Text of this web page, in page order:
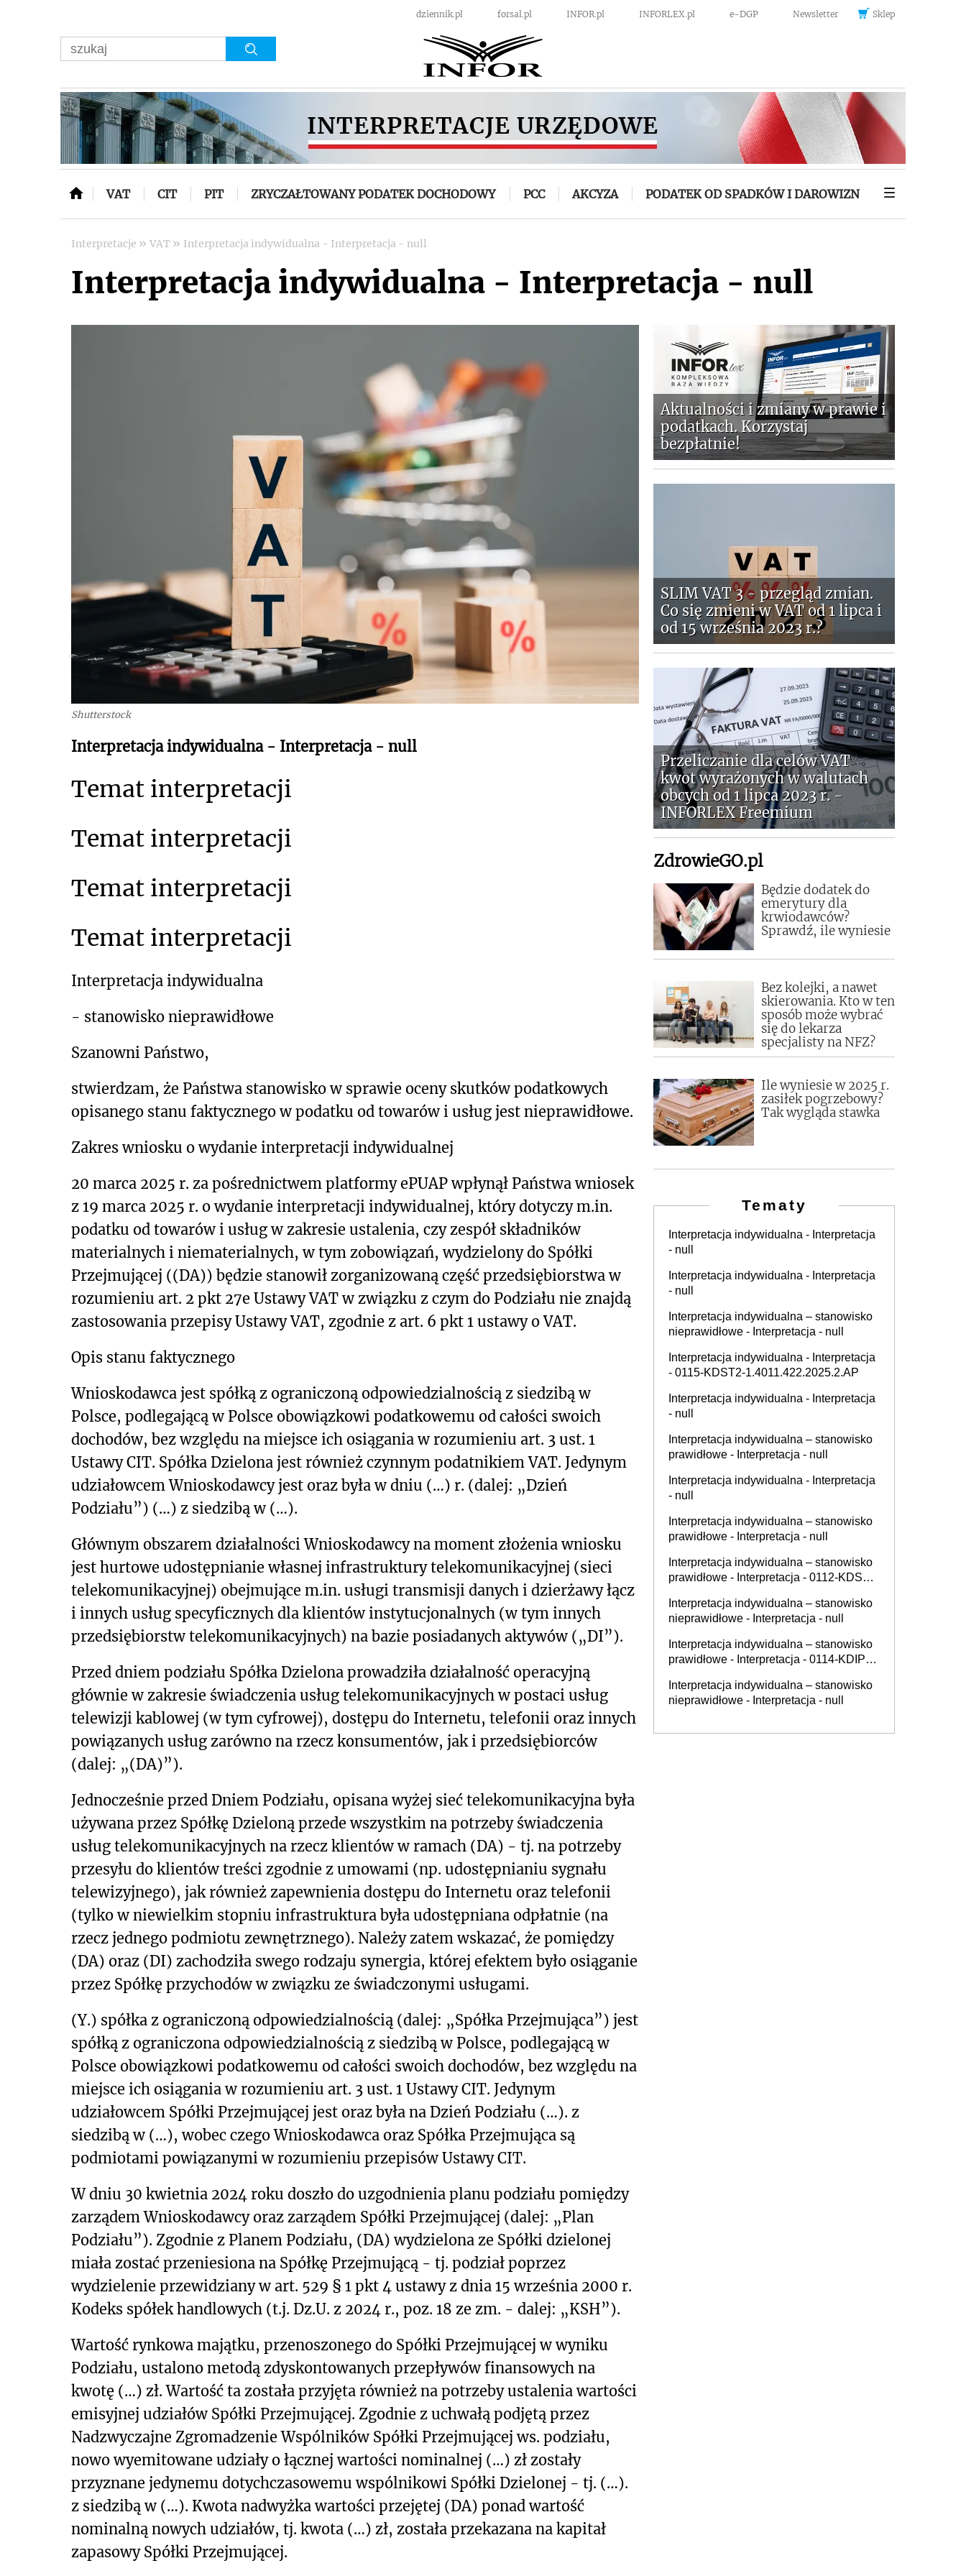
dziennik.pl forsal.pl INFOR.pl INFORLEX.pl e-DGP Newsletter Sklep
VAT CIT PIT ZRYCZAŁTOWANY PODATEK DOCHODOWY PCC AKCYZA PODATEK OD SPADKÓW I DAROWIZN
Interpretacje » VAT » Interpretacja indywidualna - Interpretacja - null
Interpretacja indywidualna - Interpretacja - null
Shutterstock
Interpretacja indywidualna - Interpretacja - null
Temat interpretacji
Temat interpretacji
Temat interpretacji
Temat interpretacji
Interpretacja indywidualna
- stanowisko nieprawidłowe
Szanowni Państwo,
stwierdzam, że Państwa stanowisko w sprawie oceny skutków podatkowych
opisanego stanu faktycznego w podatku od towarów i usług jest nieprawidłowe.
Zakres wniosku o wydanie interpretacji indywidualnej
20 marca 2025 r. za pośrednictwem platformy ePUAP wpłynął Państwa wniosek
z 19 marca 2025 r. o wydanie interpretacji indywidualnej, który dotyczy m.in.
podatku od towarów i usług w zakresie ustalenia, czy zespół składników
materialnych i niematerialnych, w tym zobowiązań, wydzielony do Spółki
Przejmującej ((DA)) będzie stanowił zorganizowaną część przedsiębiorstwa w
rozumieniu art. 2 pkt 27e Ustawy VAT w związku z czym do Podziału nie znajdą
zastosowania przepisy Ustawy VAT, zgodnie z art. 6 pkt 1 ustawy o VAT.
Opis stanu faktycznego
Wnioskodawca jest spółką z ograniczoną odpowiedzialnością z siedzibą w
Polsce, podlegającą w Polsce obowiązkowi podatkowemu od całości swoich
dochodów, bez względu na miejsce ich osiągania w rozumieniu art. 3 ust. 1
Ustawy CIT. Spółka Dzielona jest również czynnym podatnikiem VAT. Jedynym
udziałowcem Wnioskodawcy jest oraz była w dniu (…) r. (dalej: „Dzień
Podziału”) (…) z siedzibą w (…).
Głównym obszarem działalności Wnioskodawcy na moment złożenia wniosku
jest hurtowe udostępnianie własnej infrastruktury telekomunikacyjnej (sieci
telekomunikacyjnej) obejmujące m.in. usługi transmisji danych i dzierżawy łącz
i innych usług specyficznych dla klientów instytucjonalnych (w tym innych
przedsiębiorstw telekomunikacyjnych) na bazie posiadanych aktywów („DI”).
Przed dniem podziału Spółka Dzielona prowadziła działalność operacyjną
głównie w zakresie świadczenia usług telekomunikacyjnych w postaci usług
telewizji kablowej (w tym cyfrowej), dostępu do Internetu, telefonii oraz innych
powiązanych usług zarówno na rzecz konsumentów, jak i przedsiębiorców
(dalej: „(DA)”).
Jednocześnie przed Dniem Podziału, opisana wyżej sieć telekomunikacyjna była
używana przez Spółkę Dzieloną przede wszystkim na potrzeby świadczenia
usług telekomunikacyjnych na rzecz klientów w ramach (DA) - tj. na potrzeby
przesyłu do klientów treści zgodnie z umowami (np. udostępnianiu sygnału
telewizyjnego), jak również zapewnienia dostępu do Internetu oraz telefonii
(tylko w niewielkim stopniu infrastruktura była udostępniana odpłatnie (na
rzecz jednego podmiotu zewnętrznego). Należy zatem wskazać, że pomiędzy
(DA) oraz (DI) zachodziła swego rodzaju synergia, której efektem było osiąganie
przez Spółkę przychodów w związku ze świadczonymi usługami.
(Y.) spółka z ograniczoną odpowiedzialnością (dalej: „Spółka Przejmująca”) jest
spółką z ograniczona odpowiedzialnością z siedzibą w Polsce, podlegającą w
Polsce obowiązkowi podatkowemu od całości swoich dochodów, bez względu na
miejsce ich osiągania w rozumieniu art. 3 ust. 1 Ustawy CIT. Jedynym
udziałowcem Spółki Przejmującej jest oraz była na Dzień Podziału (…). z
siedzibą w (…), wobec czego Wnioskodawca oraz Spółka Przejmująca są
podmiotami powiązanymi w rozumieniu przepisów Ustawy CIT.
W dniu 30 kwietnia 2024 roku doszło do uzgodnienia planu podziału pomiędzy
zarządem Wnioskodawcy oraz zarządem Spółki Przejmującej (dalej: „Plan
Podziału”). Zgodnie z Planem Podziału, (DA) wydzielona ze Spółki dzielonej
miała zostać przeniesiona na Spółkę Przejmującą - tj. podział poprzez
wydzielenie przewidziany w art. 529 § 1 pkt 4 ustawy z dnia 15 września 2000 r.
Kodeks spółek handlowych (t.j. Dz.U. z 2024 r., poz. 18 ze zm. - dalej: „KSH”).
Wartość rynkowa majątku, przenoszonego do Spółki Przejmującej w wyniku
Podziału, ustalono metodą zdyskontowanych przepływów finansowych na
kwotę (…) zł. Wartość ta została przyjęta również na potrzeby ustalenia wartości
emisyjnej udziałów Spółki Przejmującej. Zgodnie z uchwałą podjętą przez
Nadzwyczajne Zgromadzenie Wspólników Spółki Przejmującej ws. podziału,
nowo wyemitowane udziały o łącznej wartości nominalnej (…) zł zostały
przyznane jedynemu dotychczasowemu wspólnikowi Spółki Dzielonej - tj. (…).
z siedzibą w (…). Kwota nadwyżka wartości przejętej (DA) ponad wartość
nominalną nowych udziałów, tj. kwota (…) zł, została przekazana na kapitał
zapasowy Spółki Przejmującej.
Aktualności i zmiany w prawie i
podatkach. Korzystaj
bezpłatnie!
SLIM VAT 3 - przegląd zmian.
Co się zmieni w VAT od 1 lipca i
od 15 września 2023 r.?
Przeliczanie dla celów VAT
kwot wyrażonych w walutach
obcych od 1 lipca 2023 r. -
INFORLEX Freemium
ZdrowieGO.pl
Będzie dodatek do
emerytury dla
krwiodawców?
Sprawdź, ile wyniesie
Bez kolejki, a nawet
skierowania. Kto w ten
sposób może wybrać
się do lekarza
specjalisty na NFZ?
Ile wyniesie w 2025 r.
zasiłek pogrzebowy?
Tak wygląda stawka
Tematy
Interpretacja indywidualna - Interpretacja
- null
Interpretacja indywidualna - Interpretacja
- null
Interpretacja indywidualna – stanowisko
nieprawidłowe - Interpretacja - null
Interpretacja indywidualna - Interpretacja
- 0115-KDST2-1.4011.422.2025.2.AP
Interpretacja indywidualna - Interpretacja
- null
Interpretacja indywidualna – stanowisko
prawidłowe - Interpretacja - null
Interpretacja indywidualna - Interpretacja
- null
Interpretacja indywidualna – stanowisko
prawidłowe - Interpretacja - null
Interpretacja indywidualna – stanowisko
prawidłowe - Interpretacja - 0112-KDSL1-
Interpretacja indywidualna – stanowisko
nieprawidłowe - Interpretacja - null
Interpretacja indywidualna – stanowisko
prawidłowe - Interpretacja - 0114-KDIP3-
Interpretacja indywidualna – stanowisko
nieprawidłowe - Interpretacja - null